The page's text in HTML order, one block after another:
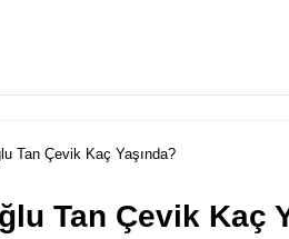
Tan Çevik Kaç Yaşında?
Tan Çevik Kaç